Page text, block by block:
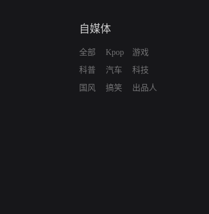
自媒体
全部
科普
国风
Kpop
汽车
搞笑
游戏
科技
出品人